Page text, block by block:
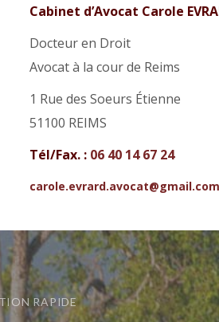
Cabinet d’Avocat Carole
Docteur en Droit
Avocat à la cour de Reims
1 Rue des Soeurs Étienne
51100 REIMS
Tél/Fax. : 06 40 14 67 24
carole.evrard.avocat@gmail.com
RAPIDE